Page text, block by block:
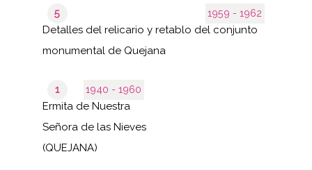
1959 - 1962
5
Detalles del relicario y retablo del conjunto
monumental de Quejana
1940 - 1960
1
Ermita de Nuestra
Señora de las Nieves
(QUEJANA)